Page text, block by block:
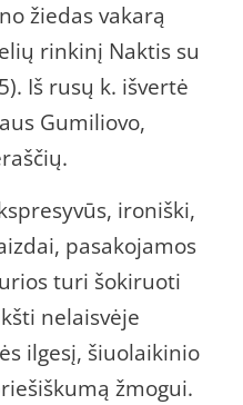
žiedas vakarą
rinkinį Naktis su
Iš rusų k. išvertė
Gumiliovo,
ironiški,
pasakojamos
turi šokiruoti
nelaisvėje
ilgesį, šiuolaikinio
žmogui.